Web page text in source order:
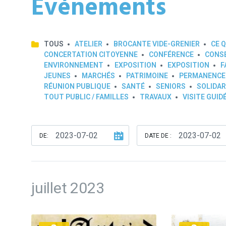
Événements
TOUS ATELIER BROCANTE VIDE-GRENIER CE
CONCERTATION CITOYENNE
CONFÉRENCE
ENVIRONNEMENT
EXPOSITION EXPOSITION
JEUNES
MARCHÉS PATRIMOINE
RÉUNION PUBLIQUE
SANTÉ SENIORS
TOUT PUBLIC / FAMILLES
TRAVAUX VISITE
DE: DATE DE :
juillet 2023
Plus
Plus